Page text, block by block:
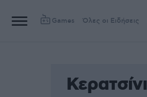
Games Όλες οι Ειδήσεις
Κερατσίνι